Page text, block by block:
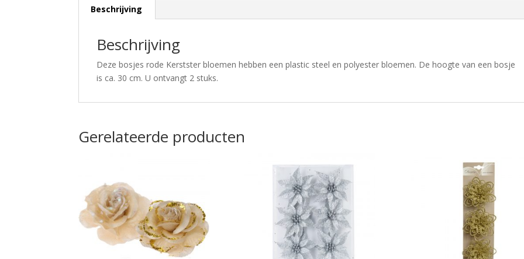
Beschrijving
Beschrijving
Deze bosjes rode Kerstster bloemen hebben een plastic steel en polyester bloemen. De hoogte van een bosje
is ca. 30 cm. U ontvangt 2 stuks.
Gerelateerde producten